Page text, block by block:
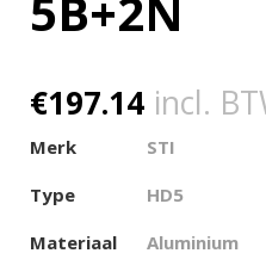
€197.14 incl.
Merk
STI
Type
HD5
Materiaal
Aluminium